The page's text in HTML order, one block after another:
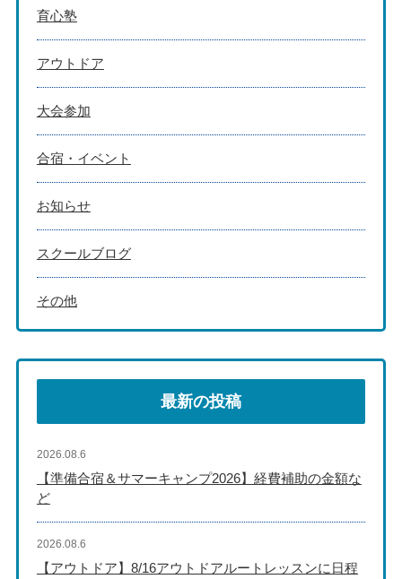
育心塾
アウトドア
大会参加
合宿・イベント
お知らせ
スクールブログ
その他
最新の投稿
【準備合宿＆サマーキャンプ2026】経費補助の金額な
ど
2026.08.6
【アウトドア】8/16アウトドアルートレッスンに日程
2026.08.6